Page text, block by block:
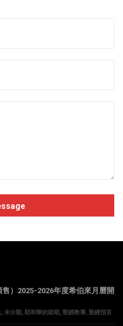
售）2025-2026年度希伯來月曆開
未分類 耶和華的節期 聖經教導 聖經預言